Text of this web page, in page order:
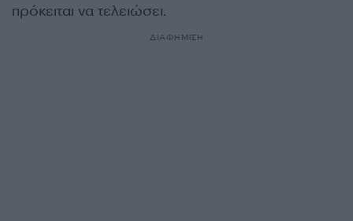
πρόκειται να τελειώσει.
ΔΙΑΦΗΜΙΣΗ